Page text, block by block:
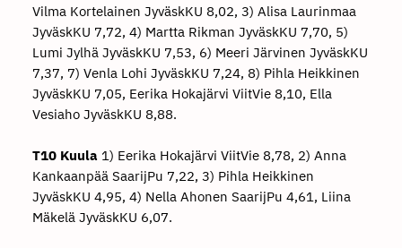
Vilma Kortelainen JyväskKU 8,02, 3) Alisa Laurinmaa
JyväskKU 7,72, 4) Martta Rikman JyväskKU 7,70, 5)
Lumi Jylhä JyväskKU 7,53, 6) Meeri Järvinen JyväskKU
7,37, 7) Venla Lohi JyväskKU 7,24, 8) Pihla Heikkinen
JyväskKU 7,05, Eerika Hokajärvi ViitVie 8,10, Ella
Vesiaho JyväskKU 8,88.
T10 Kuula 1) Eerika Hokajärvi ViitVie 8,78, 2) Anna
Kankaanpää SaarijPu 7,22, 3) Pihla Heikkinen
JyväskKU 4,95, 4) Nella Ahonen SaarijPu 4,61, Liina
Mäkelä JyväskKU 6,07.